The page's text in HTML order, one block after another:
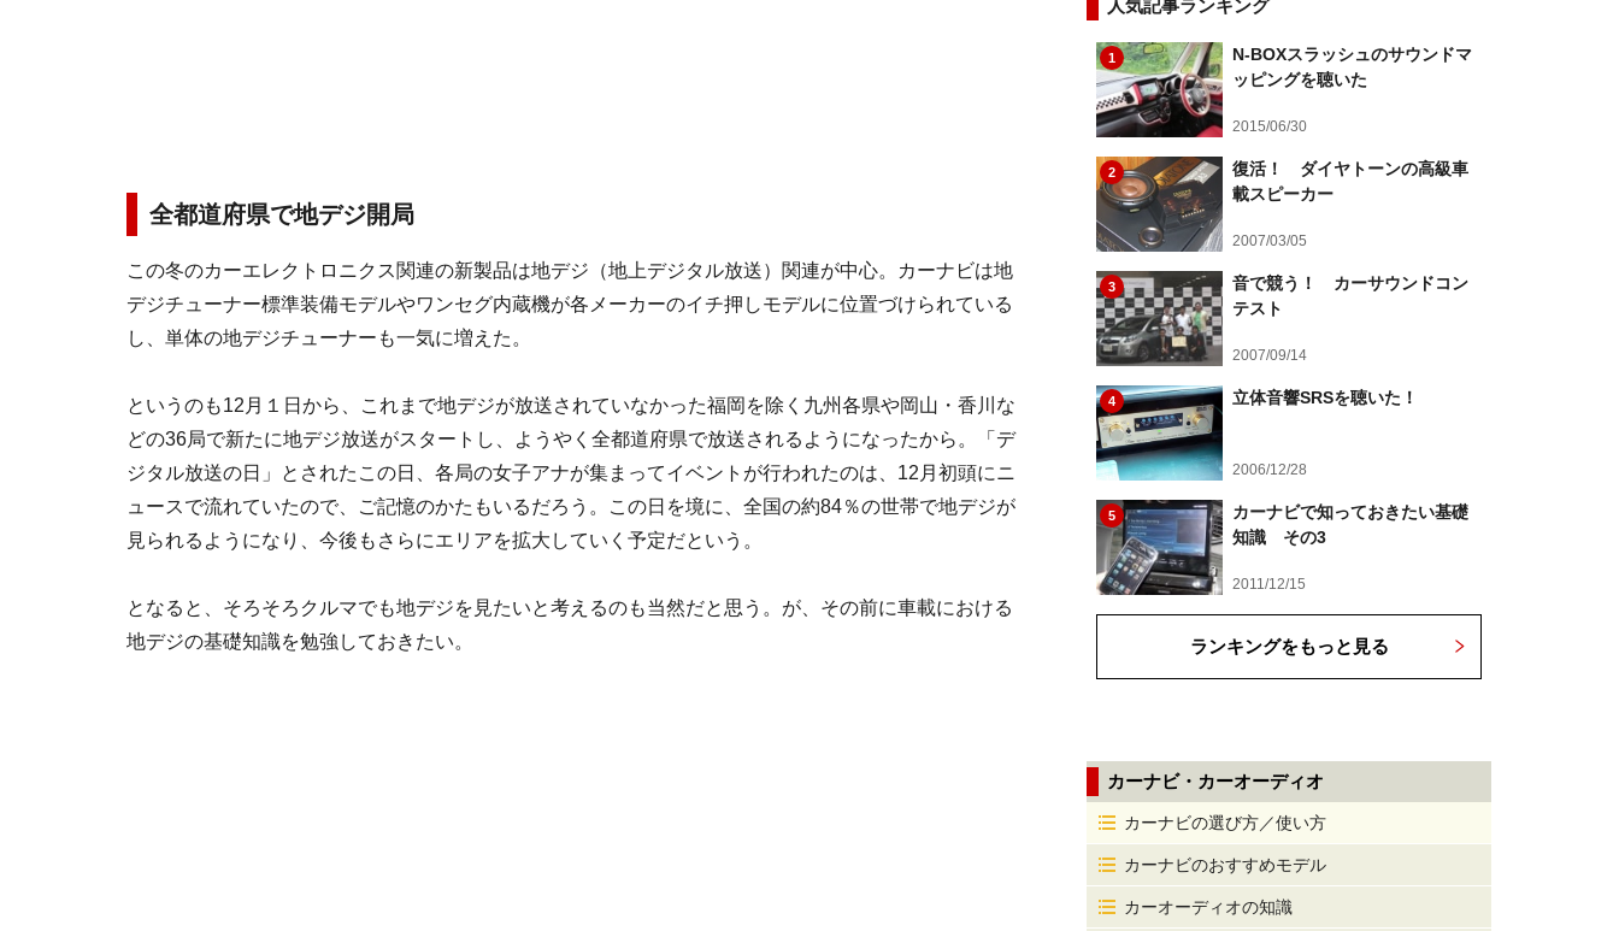
全都道府県で地デジ開局
この冬のカーエレクトロニクス関連の新製品は地デジ（地上デジタル放送）関連が中心。カーナビは地
デジチューナー標準装備モデルやワンセグ内蔵機が各メーカーのイチ押しモデルに位置づけられている
し、単体の地デジチューナーも一気に増えた。
というのも12月１日から、これまで地デジが放送されていなかった福岡を除く九州各県や岡山・香川な
どの36局で新たに地デジ放送がスタートし、ようやく全都道府県で放送されるようになったから。「デ
ジタル放送の日」とされたこの日、各局の女子アナが集まってイベントが行われたのは、12月初頭にニ
ュースで流れていたので、ご記憶のかたもいるだろう。この日を境に、全国の約84％の世帯で地デジが
見られるようになり、今後もさらにエリアを拡大していく予定だという。
となると、そろそろクルマでも地デジを見たいと考えるのも当然だと思う。が、その前に車載における
地デジの基礎知識を勉強しておきたい。
人気記事ランキング
1
N-BOXスラッシュのサウンドマ
ッピングを聴いた
2015/06/30
2
復活！ ダイヤトーンの高級車
載スピーカー
2007/03/05
3
音で競う！ カーサウンドコン
テスト
2007/09/14
4 立体音響SRSを聴いた！
2006/12/28
5
カーナビで知っておきたい基礎
知識 その3
2011/12/15
ランキングをもっと見る
カーナビ・カーオーディオ
カーナビの選び方／使い方
カーナビのおすすめモデル
カーオーディオの知識